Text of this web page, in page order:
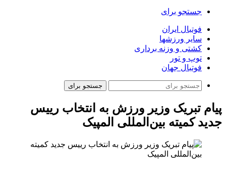
جستجو برای
فوتبال ایران
سایر ورزشها
کشتی و وزنه برداری
توپ و تور
فوتبال جهان
جستجو برای
پیام تبریک وزیر ورزش به انتخاب رییس
جدید کمیته بین‌المللی المپیک